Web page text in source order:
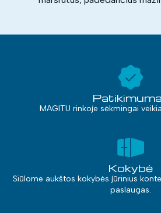
MAGITU rinkoje sėkmingai
Kokybė
Siūlome aukštos kokybės jūrinius
paslaugas.